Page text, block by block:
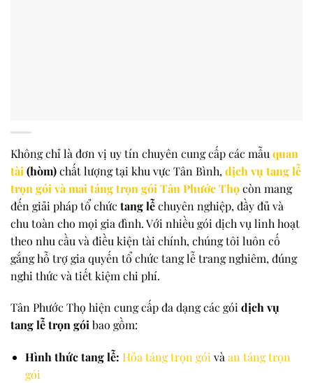
Không chỉ là đơn vị uy tín chuyên cung cấp các mẫu quan
tài (hòm)chất lượng tại khu vực Tân Bình, dịch vụ tang lễ
trọn gói và mai táng trọn gói Tân Phước Thọcòn mang
đến giải pháp tổ chức tang lễchuyên nghiệp, đầy đủ và
chu toàn cho mọi gia đình. Với nhiều gói dịch vụ linh hoạt
theo nhu cầu và điều kiện tài chính, chúng tôi luôn cố
gắng hỗ trợ gia quyến tổ chức tang lễ trang nghiêm, đúng
nghi thức và tiết kiệm chi phí.
Tân Phước Thọ hiện cung cấp đa dạng các góidịch vụ
tang lễ trọn góibao gồm:
Hình thức tang lễ: Hỏa táng trọn gói và an táng trọn
gói